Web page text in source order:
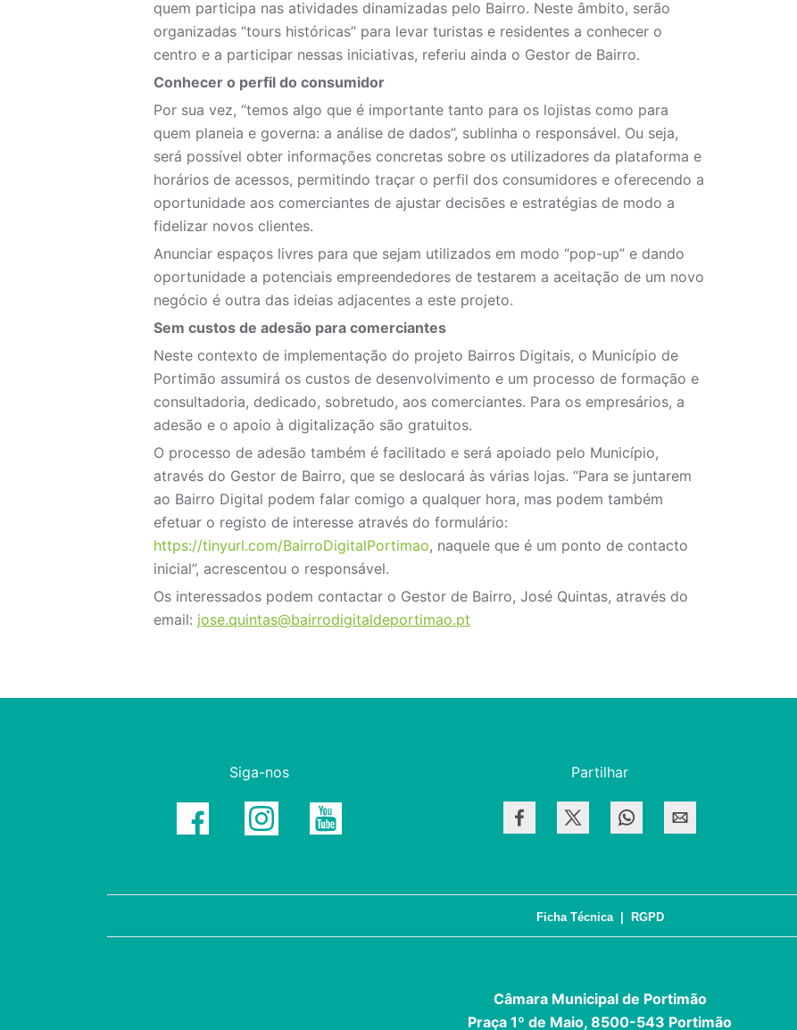
quem participa nas atividades dinamizadas pelo Bairro. Neste âmbito, serão
organizadas “tours históricas” para levar turistas e residentes a conhecer o
centro e a participar nessas iniciativas, referiu ainda o Gestor de Bairro.
Conhecer o perfil do consumidor
Por sua vez, “temos algo que é importante tanto para os lojistas como para
quem planeia e governa: a análise de dados”, sublinha o responsável. Ou seja,
será possível obter informações concretas sobre os utilizadores da plataforma e
horários de acessos, permitindo traçar o perfil dos consumidores e oferecendo a
oportunidade aos comerciantes de ajustar decisões e estratégias de modo a
fidelizar novos clientes.
Anunciar espaços livres para que sejam utilizados em modo “pop-up” e dando
oportunidade a potenciais empreendedores de testarem a aceitação de um novo
negócio é outra das ideias adjacentes a este projeto.
Sem custos de adesão para comerciantes
Neste contexto de implementação do projeto Bairros Digitais, o Município de
Portimão assumirá os custos de desenvolvimento e um processo de formação e
consultadoria, dedicado, sobretudo, aos comerciantes. Para os empresários, a
adesão e o apoio à digitalização são gratuitos.
O processo de adesão também é facilitado e será apoiado pelo Município,
através do Gestor de Bairro, que se deslocará às várias lojas. “Para se juntarem
ao Bairro Digital podem falar comigo a qualquer hora, mas podem também
efetuar o registo de interesse através do formulário:
https://tinyurl.com/BairroDigitalPortimao, naquele que é um ponto de contacto
inicial”, acrescentou o responsável.
Os interessados podem contactar o Gestor de Bairro, José Quintas, através do
email: jose.quintas@bairrodigitaldeportimao.pt
Siga-nos Partilhar
Ficha Técnica| RGPD
Câmara Municipal de Portimão
Praça 1º de Maio, 8500-543 Portimão